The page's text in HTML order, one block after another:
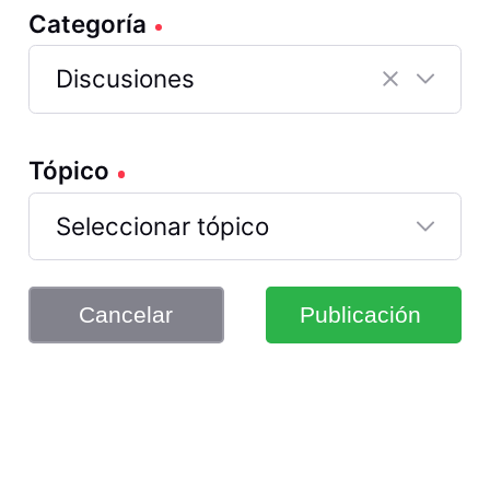
Categoría
Discusiones
Selected
Tópico
Seleccionar tópico
Cancelar Publicación